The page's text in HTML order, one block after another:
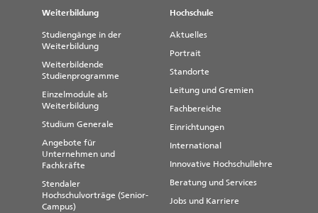
Weiterbildung
Studiengänge in der
Weiterbildung
Weiterbildende
Studienprogramme
Einzelmodule als
Weiterbildung
Studium Generale
Angebote für
Unternehmen und
Fachkräfte
Stendaler
Hochschulvorträge (Senior-
Campus)
Hochschule
Aktuelles
Portrait
Standorte
Leitung und Gremien
Fachbereiche
Einrichtungen
International
Innovative Hochschullehre
Beratung und Services
Jobs und Karriere